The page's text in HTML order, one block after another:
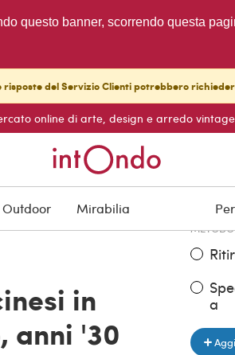
questo banner, scorrendo questa
del Servizio Clienti potrebbero
online di arte, design e arredo vintage
Outdoor Mirabilia
in
anni '30
€
a